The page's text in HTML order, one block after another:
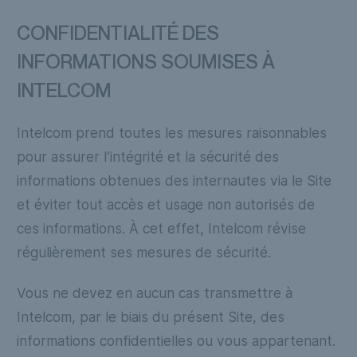
CONFIDENTIALITÉ DES
INFORMATIONS SOUMISES À
INTELCOM
Intelcom prend toutes les mesures raisonnables
pour assurer l’intégrité et la sécurité des
informations obtenues des internautes via le Site
et éviter tout accès et usage non autorisés de
ces informations. À cet effet, Intelcom révise
régulièrement ses mesures de sécurité.
Vous ne devez en aucun cas transmettre à
Intelcom, par le biais du présent Site, des
informations confidentielles ou vous appartenant.